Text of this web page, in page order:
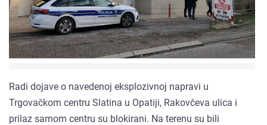
Radi dojave o navedenoj eksplozivnoj napravi u
Trgovačkom centru Slatina u Opatiji, Rakovčeva ulica i
prilaz samom centru su blokirani. Na terenu su bili